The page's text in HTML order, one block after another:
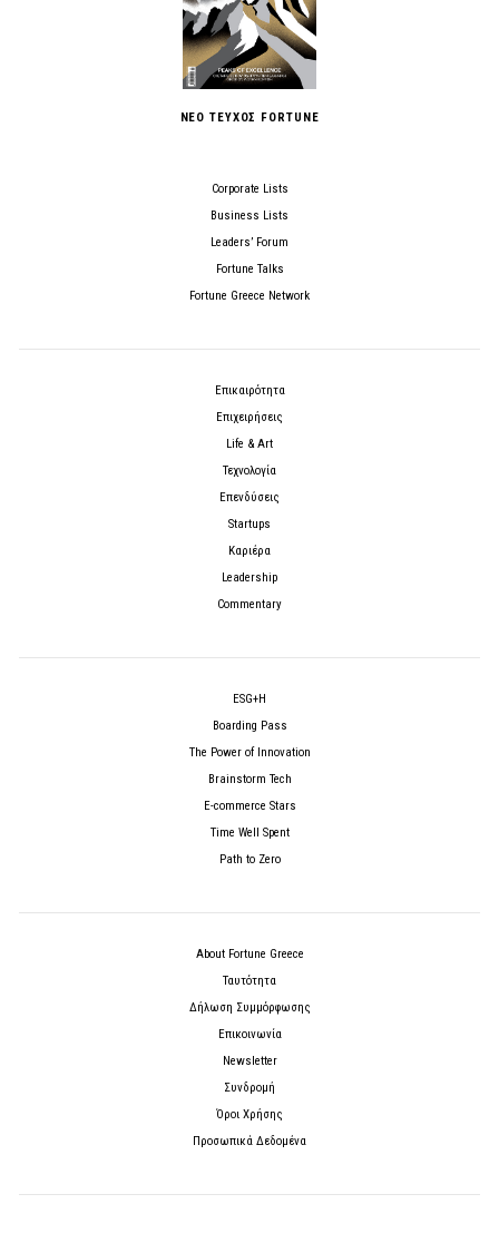
ΝΕΟ ΤΕΥΧΟΣ FORTUNE
Corporate Lists
Business Lists
Leaders’ Forum
Fortune Talks
Fortune Greece Network
Επικαιρότητα
Επιχειρήσεις
Life & Art
Τεχνολογία
Επενδύσεις
Startups
Καριέρα
Leadership
Commentary
ESG+H
Boarding Pass
The Power of Innovation
Brainstorm Tech
E-commerce Stars
Time Well Spent
Path to Zero
About Fortune Greece
Ταυτότητα
Δήλωση Συμμόρφωσης
Επικοινωνία
Newsletter
Συνδρομή
Όροι Χρήσης
Προσωπικά Δεδομένα